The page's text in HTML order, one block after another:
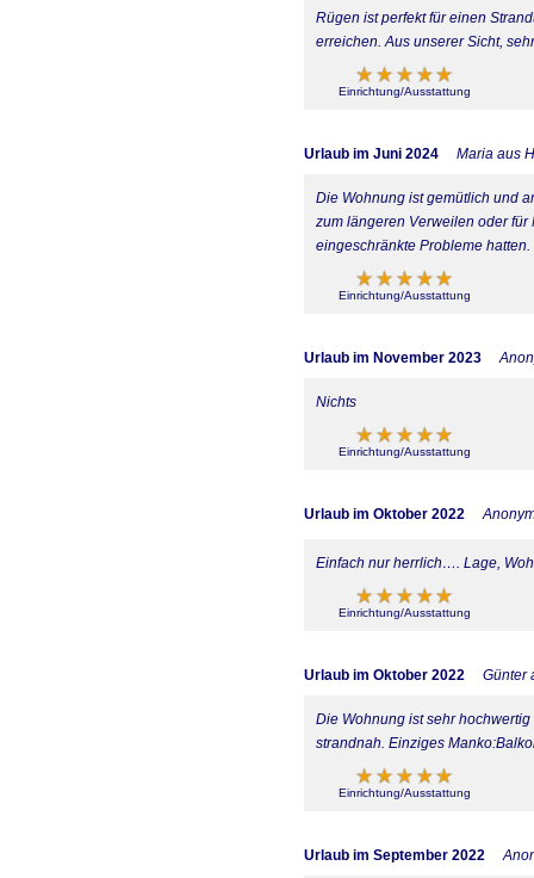
Rügen ist perfekt für einen
erreichen. Aus unserer Sicht,
Einrichtung/Ausstattung
Urlaub im Juni 2024 Maria aus
Die Wohnung ist gemütlich und
zum längeren Verweilen oder für
eingeschränkte Probleme
Einrichtung/Ausstattung
Urlaub im November 2023
Nichts
Einrichtung/Ausstattung
Urlaub im Oktober 2022
Einfach nur herrlich…. Lage,
Einrichtung/Ausstattung
Urlaub im Oktober 2022 Günter
Die Wohnung ist sehr
strandnah. Einziges
Einrichtung/Ausstattung
Urlaub im September 2022